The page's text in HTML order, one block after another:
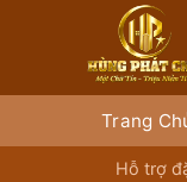
dung
Trang
Hỗ trợ